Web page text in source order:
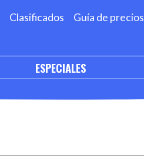
Clasificados Guía de precios
ESPECIALES